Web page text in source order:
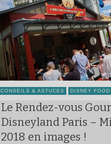
CONSEILS & ASTUCES DISNEY FOOD
Le Rendez-vous
Disneyland Paris –
2018 en images !